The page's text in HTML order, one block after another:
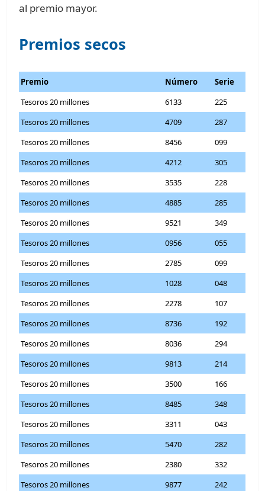
al premio mayor.
Premios secos
Premio Número
Serie
Tesoros 20 millones
6133
225
Tesoros 20 millones
4709
287
Tesoros 20 millones
8456
099
Tesoros 20 millones
4212
305
Tesoros 20 millones
3535
228
Tesoros 20 millones
4885
285
Tesoros 20 millones
9521
349
Tesoros 20 millones
0956
055
Tesoros 20 millones
2785
099
Tesoros 20 millones
1028
048
Tesoros 20 millones
2278
107
Tesoros 20 millones
8736
192
Tesoros 20 millones
8036
294
Tesoros 20 millones
9813
214
Tesoros 20 millones
3500
166
Tesoros 20 millones
8485
348
Tesoros 20 millones
3311
043
Tesoros 20 millones
5470
282
Tesoros 20 millones
2380
332
Tesoros 20 millones
9877
242